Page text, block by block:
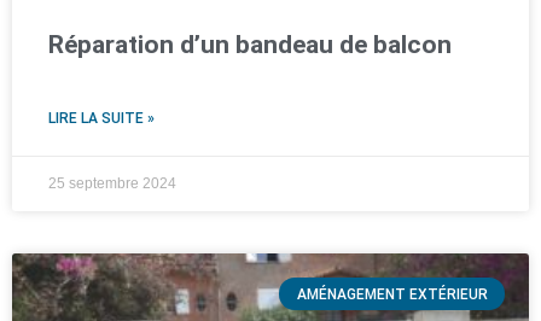
Réparation d’un bandeau de balcon
LIRE LA SUITE »
25 septembre 2024
AMÉNAGEMENT EXTÉRIEUR